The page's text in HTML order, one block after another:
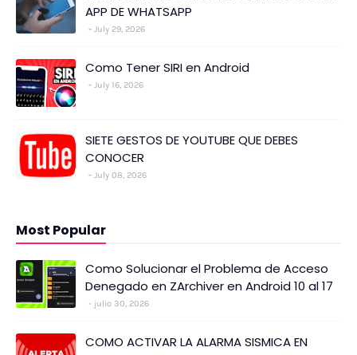
APP DE WHATSAPP
July 29, 2026
Como Tener SIRI en Android
July 16, 2026
SIETE GESTOS DE YOUTUBE QUE DEBES
CONOCER
July 08, 2026
Most Popular
Como Solucionar el Problema de Acceso
Denegado en ZArchiver en Android 10 al 17
julio 30, 2026
COMO ACTIVAR LA ALARMA SISMICA EN